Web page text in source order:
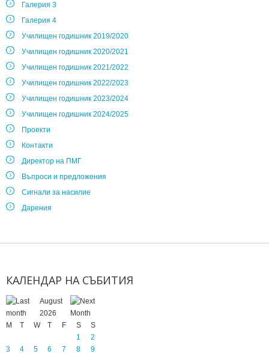
Галерия 3
Галерия 4
Училищен годишник 2019/2020
Училищен годишник 2020/2021
Училищен годишник 2021/2022
Училищен годишник 2022/2023
Училищен годишник 2023/2024
Училищен годишник 2024/2025
Проекти
Контакти
Директор на ПМГ
Въпроси и предложения
Сигнали за насилие
Дарения
КАЛЕНДАР НА СЪБИТИЯ
August
2026
M
T W T F S
S
1
2
3
4 5 6 7 8
9